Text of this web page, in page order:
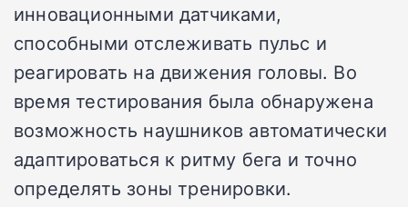
инновационными датчиками,
способными отслеживать пульс и
реагировать на движения головы. Во
время тестирования была обнаружена
возможность наушников автоматически
адаптироваться к ритму бега и точно
определять зоны тренировки.